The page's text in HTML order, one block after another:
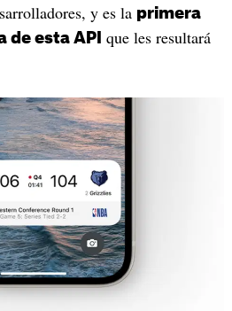
y es la primera
de esta API
que les resultará